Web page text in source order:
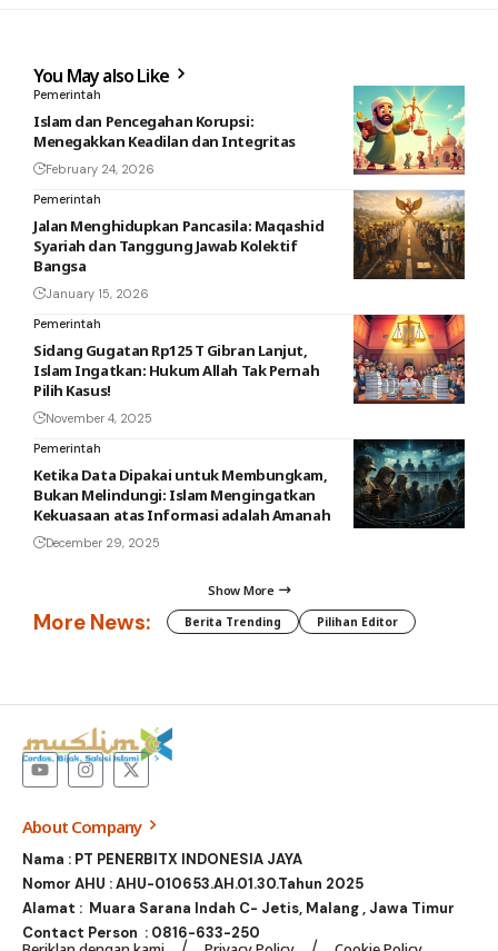
You May also Like
Pemerintah
Islam dan Pencegahan Korupsi:
Menegakkan Keadilan dan Integritas
February 24, 2026
Pemerintah
Jalan Menghidupkan Pancasila: Maqashid
Syariah dan Tanggung Jawab Kolektif
Bangsa
January 15, 2026
Pemerintah
Sidang Gugatan Rp125 T Gibran Lanjut,
Islam Ingatkan: Hukum Allah Tak Pernah
Pilih Kasus!
November 4, 2025
Pemerintah
Ketika Data Dipakai untuk Membungkam,
Bukan Melindungi: Islam Mengingatkan
Kekuasaan atas Informasi adalah Amanah
December 29, 2025
Show More
More News: Berita Trending Pilihan Editor
About Company
Nama : PT PENERBITX INDONESIA JAYA
Nomor AHU : AHU-010653.AH.01.30.Tahun 2025
Alamat : Muara Sarana Indah C- Jetis, Malang , Jawa Timur
Contact Person : 0816-633-250